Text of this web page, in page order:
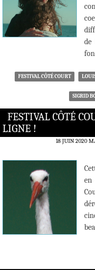
de
FESTIVAL CÔTÉ COURT
SIGRID
FESTIVAL CÔTÉ
LIGNE !
18 JUIN 2020
en